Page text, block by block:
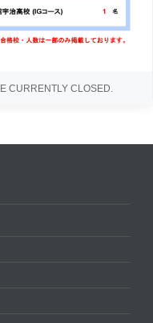
CURRENTLY CLOSED.